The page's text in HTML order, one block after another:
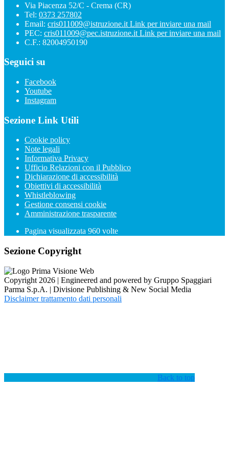
Via Piacenza 52/C - Crema (CR)
Tel: 0373 257802
Email: cris011009@istruzione.it Link per inviare una mail
PEC: cris011009@pec.istruzione.it Link per inviare una mail
C.F.: 82004950190
Seguici su
Facebook
Youtube
Instagram
Sezione Link Utili
Cookie policy
Note legali
Informativa Privacy
Ufficio Relazioni con il Pubblico
Dichiarazione di accessibilità
Obiettivi di accessibilità
Whistleblowing
Gestione consensi cookie
Amministrazione trasparente
Pagina visualizzata 960 volte
Sezione Copyright
Copyright 2026 | Engineered and powered by Gruppo Spaggiari
Parma S.p.A. | Divisione Publishing & New Social Media
Disclaimer trattamento dati personali
Back to top